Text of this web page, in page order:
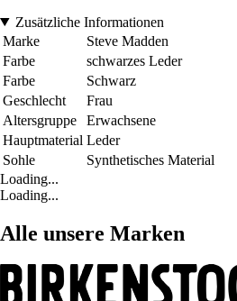
Zusätzliche Informationen
Marke
Steve Madden
Farbe
schwarzes Leder
Farbe
Schwarz
Geschlecht
Frau
Altersgruppe
Erwachsene
Hauptmaterial Leder
Sohle
Synthetisches Material
Loading...
Loading...
Alle unsere Marken